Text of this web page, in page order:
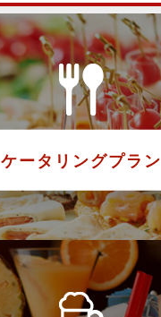
ケータリングプラン